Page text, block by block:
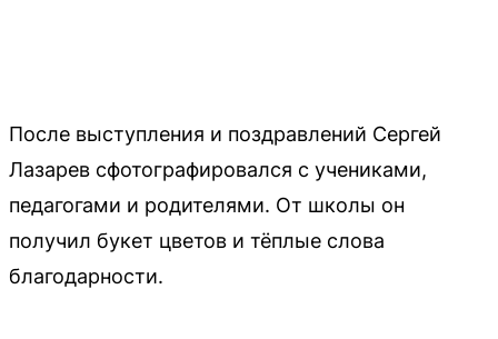
После выступления и поздравлений Сергей
Лазарев сфотографировался с учениками,
педагогами и родителями. От школы он
получил букет цветов и тёплые слова
благодарности.